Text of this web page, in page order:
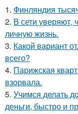
1. Финляндия
2. В сети уверяют,
личную жизнь.
3. Какой вариант
всего?
4. Парижская
взорвала.
5. Учимся делать
деньги, быстро и